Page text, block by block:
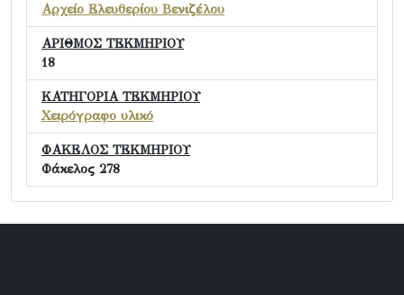
Αρχείο Ελευθερίου Βενιζέλου
ΑΡΙΘΜΟΣ ΤΕΚΜΗΡΙΟΥ
18
ΚΑΤΗΓΟΡΙΑ ΤΕΚΜΗΡΙΟΥ
Χειρόγραφο υλικό
ΦΑΚΕΛΟΣ ΤΕΚΜΗΡΙΟΥ
Φάκελος 278